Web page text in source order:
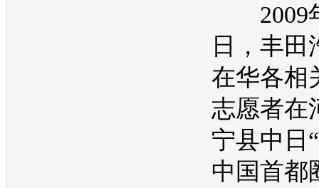
2009
日， 丰田
在华各相
志愿者在
宁县中日
中国首都